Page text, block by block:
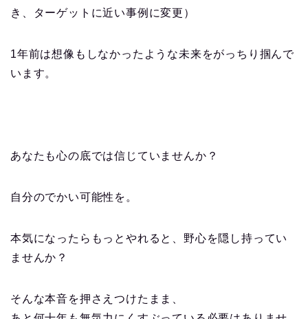
き、ターゲットに近い事例に変更）
1年前は想像もしなかったような未来をがっちり掴んで
います。
あなたも心の底では信じていませんか？
自分のでかい可能性を。
本気になったらもっとやれると、野心を隠し持ってい
ませんか？
そんな本音を押さえつけたまま、